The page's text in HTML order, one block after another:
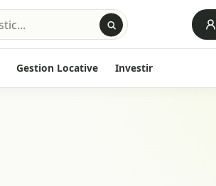
Gestion Locative Investir